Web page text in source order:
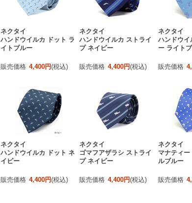
ネクタイ
ハンドウイルカ ドット ラ
イトブルー
販売価格 4,400円(税込)
ネクタイ
ハンドウイルカ ストライ
プ ネイビー
販売価格 4,400円(税込)
ネクタイ
ハンドウイ
ー ライト
販売価格
ネクタイ
ハンドウイルカ ドット ネ
イビー
販売価格 4,400円(税込)
ネクタイ
ゴマフアザラシ ストライ
プ ネイビー
販売価格 4,400円(税込)
ネクタイ
マナティ
ルブルー
販売価格